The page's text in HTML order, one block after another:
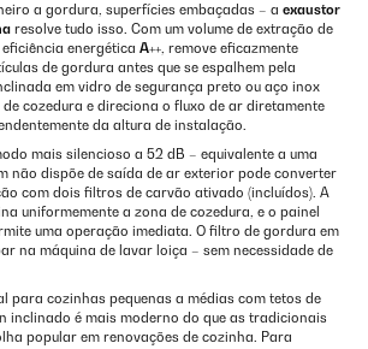
a gordura, superfícies embaçadas – a exaustor
resolve tudo isso. Com um volume de extração de
energética A++, remove eficazmente
de gordura antes que se espalhem pela
em vidro de segurança preto ou aço inox
cozedura e direciona o fluxo de ar diretamente
da altura de instalação.
mais silencioso a 52 dB – equivalente a uma
não dispõe de saída de ar exterior pode converter
com dois filtros de carvão ativado (incluídos). A
uniformemente a zona de cozedura, e o painel
uma operação imediata. O filtro de gordura em
na máquina de lavar loiça – sem necessidade de
para cozinhas pequenas a médias com tetos de
inclinado é mais moderno do que as tradicionais
popular em renovações de cozinha. Para